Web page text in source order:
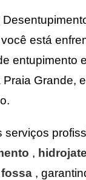
está
entupimento
Grande,
serviços
,
,